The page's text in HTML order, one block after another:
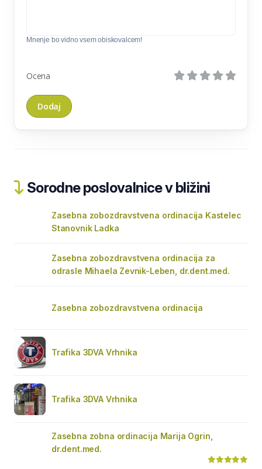
Mnenje bo vidno vsem obiskovalcem!
Ocena
Sorodne poslovalnice v bližini
Zasebna zobozdravstvena ordinacija Kastelec
Stanovnik Ladka
Zasebna zobozdravstvena ordinacija za
odrasle Mihaela Zevnik-Leben, dr.dent.med.
Zasebna zobozdravstvena ordinacija
Trafika 3DVA Vrhnika
Trafika 3DVA Vrhnika
Zasebna zobna ordinacija Marija Ogrin,
dr.dent.med.